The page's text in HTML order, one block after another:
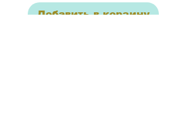
Добавить в корзину